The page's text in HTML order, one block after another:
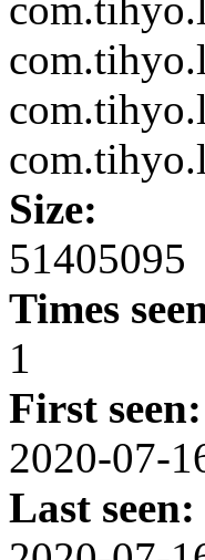
Size:
51405095
Times
1
First seen:
2020-07-
Last seen: